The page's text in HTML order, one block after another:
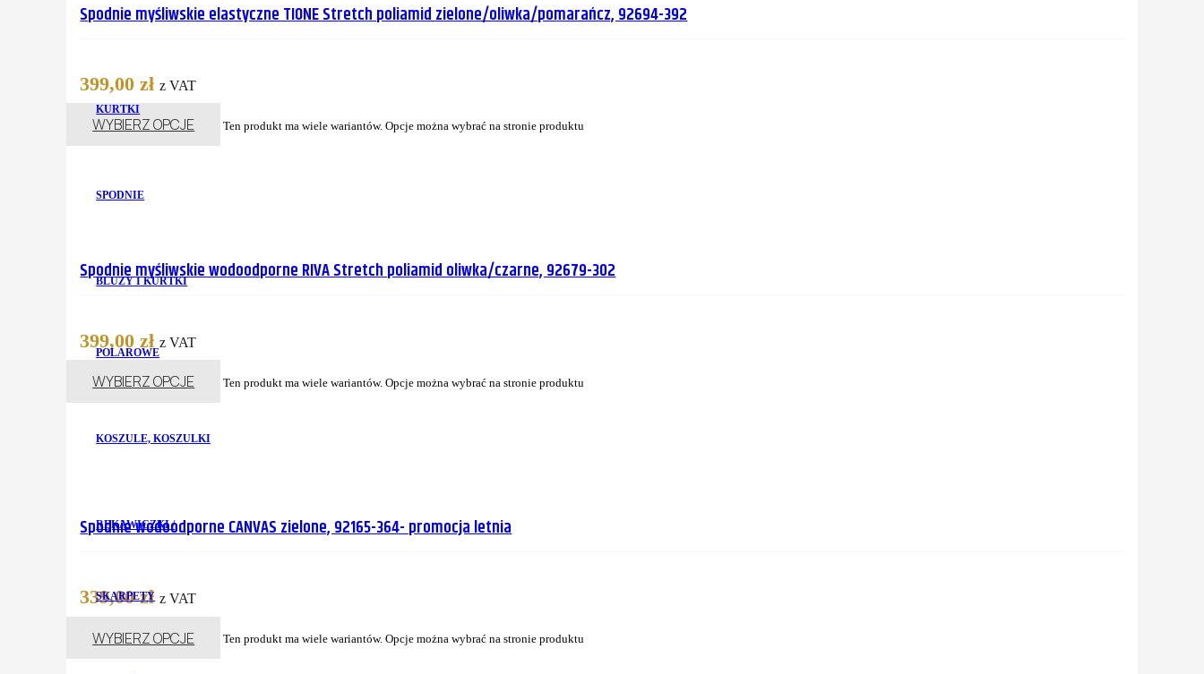
KURTKI
SPODNIE
BLUZY I KURTKI
POLAROWE
KOSZULE, KOSZULKI
RĘKAWICZKI /
SKARPETY
Spodnie myśliwskie elastyczne TIONE Stretch poliamid zielone/oliwka/pomarańcz, 92694-392
399,00zł z VAT
WYBIERZ OPCJE Ten produkt ma wiele wariantów. Opcje można wybrać na stronie produktu
Spodnie myśliwskie wodoodporne RIVA Stretch poliamid oliwka/czarne, 92679-302
399,00zł z VAT
WYBIERZ OPCJE Ten produkt ma wiele wariantów. Opcje można wybrać na stronie produktu
Spodnie wodoodporne CANVAS zielone, 92165-364- promocja letnia
339,00zł z VAT
WYBIERZ OPCJE Ten produkt ma wiele wariantów. Opcje można wybrać na stronie produktu